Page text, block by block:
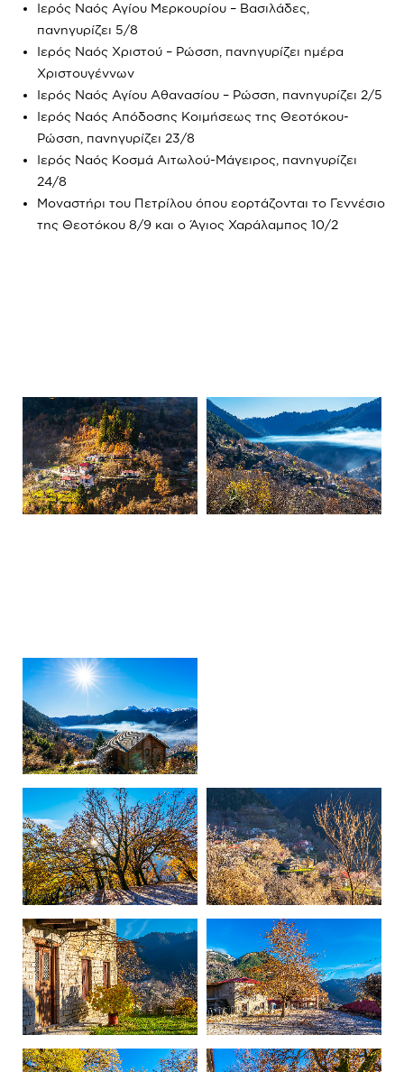
Ιερός Ναός Αγίου Μερκουρίου – Βασιλάδες,
πανηγυρίζει 5/8
Ιερός Ναός Χριστού – Ρώσση, πανηγυρίζει ημέρα
Χριστουγέννων
Ιερός Ναός Αγίου Αθανασίου – Ρώσση, πανηγυρίζει 2/5
Ιερός Ναός Απόδοσης Κοιμήσεως της Θεοτόκου-
Ρώσση, πανηγυρίζει 23/8
Ιερός Ναός Κοσμά Αιτωλού-Μάγειρος, πανηγυρίζει
24/8
Μοναστήρι του Πετρίλου όπου εορτάζονται το Γεννέσιο
της Θεοτόκου 8/9 και ο Άγιος Χαράλαμπος 10/2